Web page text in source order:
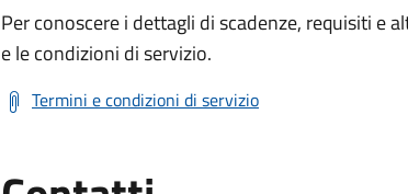
Per conoscere i dettagli di scadenze, requisiti e
e le condizioni di servizio.
Termini e condizioni di servizio